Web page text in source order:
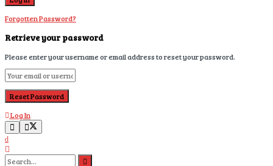
Forgotten Password?
Retrieve your password
Please enter your username or email address to reset your password.
Log In